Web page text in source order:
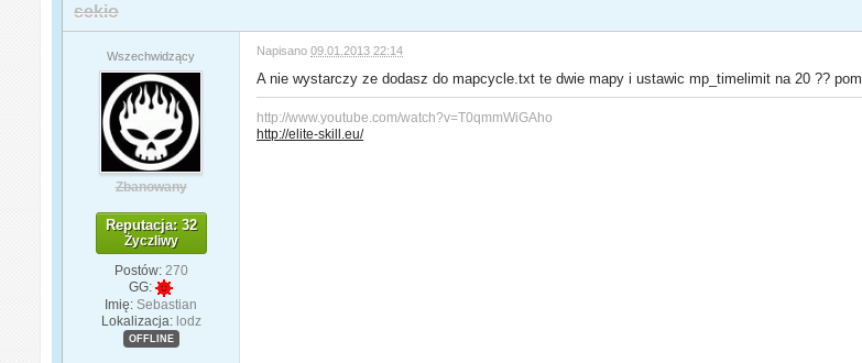
sekio
Wszechwidzący
Zbanowany
Reputacja: 32
Życzliwy
Postów: 270
GG:
Imię: Sebastian
Lokalizacja: lodz
OFFLINE
Napisano09.01.2013 22:14
A nie wystarczy ze dodasz do mapcycle.txt te dwie mapy i ustawic mp_timelimit na 20 ??
http://www.youtube.com/watch?v=T0qmmWiGAho
http://elite-skill.eu/